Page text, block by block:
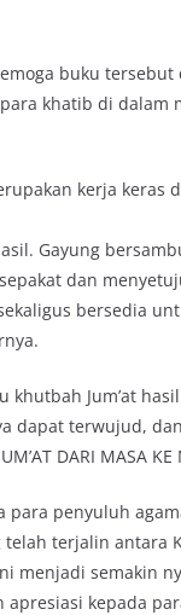
buku
khatib di dalam
kerja keras
Gayung
dan
bersedia
Jum’at
dapat terwujud,
DARI MASA KE
penyuluh
terjalin antara
menjadi semakin
apresiasi kepada